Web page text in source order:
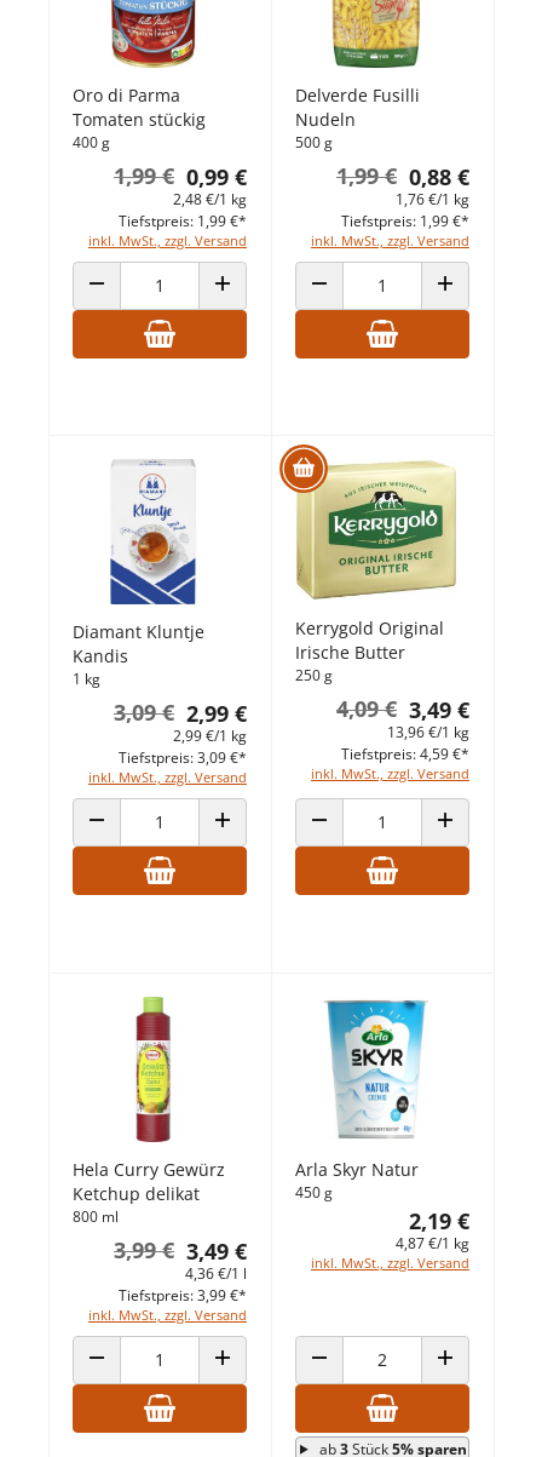
Oro di Parma
Tomaten stückig
400 g
0,99 €
1,99 €
2,48 €/1 kg
inkl. MwSt., zzgl. Versand
Tiefstpreis: 1,99 €*
ANZAHL VERRINGERNANZAHL ERHÖHEN
Delverde Fusilli
Nudeln
500 g
0,88 €
1,99 €
1,76 €/1 kg
inkl. MwSt., zzgl. Versand
Tiefstpreis: 1,99 €*
ANZAHL VERRINGERNANZAHL
Diamant Kluntje
Kandis
1 kg
2,99 €
3,09 €
2,99 €/1 kg
inkl. MwSt., zzgl. Versand
Tiefstpreis: 3,09 €*
ANZAHL VERRINGERNANZAHL ERHÖHEN
Kerrygold Original
Irische Butter
250 g
3,49 €
4,09 €
13,96 €/1 kg
inkl. MwSt., zzgl. Versand
Tiefstpreis: 4,59 €*
ANZAHL VERRINGERNANZAHL
Hela Curry Gewürz
Ketchup delikat
800 ml
3,49 €
3,99 €
4,36 €/1 l
inkl. MwSt., zzgl. Versand
Tiefstpreis: 3,99 €*
ANZAHL VERRINGERNANZAHL ERHÖHEN
Arla Skyr Natur
450 g
2,19 €
4,87 €/1 kg
inkl. MwSt., zzgl. Versand
ANZAHL VERRINGERNANZAHL
ab3Stück5% sparen